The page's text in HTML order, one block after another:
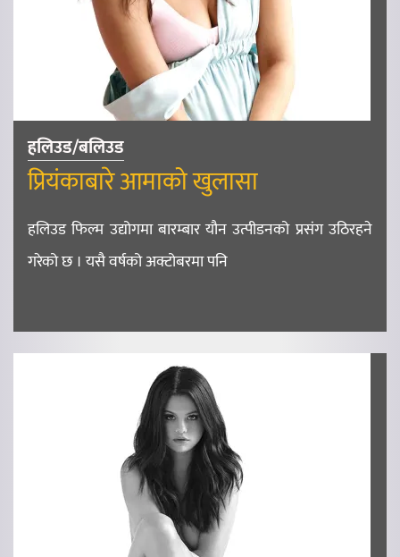
हलिउड/बलिउड
प्रियंकाबारे आमाको खुलासा
हलिउड फिल्म उद्योगमा बारम्बार यौन उत्पीडनको प्रसंग उठिरहने
गरेको छ । यसै वर्षको अक्टोबरमा पनि